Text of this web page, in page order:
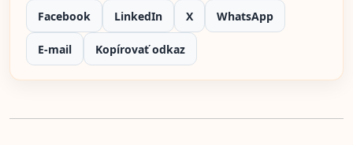
Facebook LinkedIn X WhatsApp
E-mail Kopírovať odkaz